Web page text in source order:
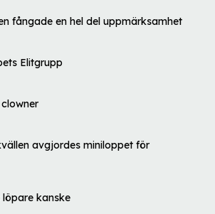
fångade en hel del uppmärksamhet
Elitgrupp
avgjordes miniloppet för
löpare kanske